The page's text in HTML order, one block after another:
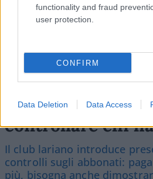
functionality and fraud
user protection.
CONFIRM
Data Deletion Data Access
Il Como e
controllare chi
Il club lariano introduce
controlli sugli abbonati:
più, bisogna anche